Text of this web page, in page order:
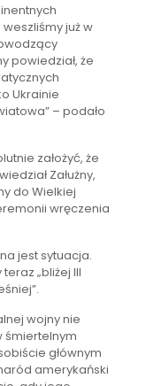
już w
powiedział, że
Ukrainie
– podało
założyć, że
Załużny,
do Wielkiej
wręczenia
jest sytuacja.
„bliżej III
wojny nie
śmiertelnym
głównym
amerykański